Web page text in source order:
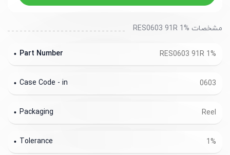
مشخصات RES0603 91R 1%
RES0603 91R 1%
Part Number
0603
Case Code - in
Reel
Packaging
1%
Tolerance